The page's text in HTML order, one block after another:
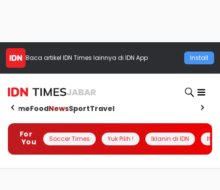
Baca artikel IDN Times lainnya di IDN App Install
JABAR
HomeFoodNewsSportTravel
For
You
Soccer Times Yuk Pilih ! Iklanin di IDN